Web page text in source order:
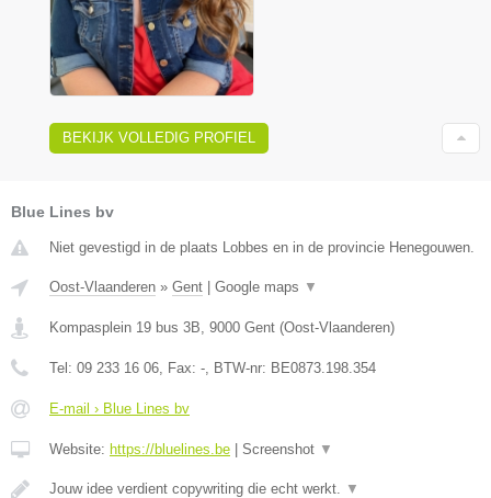
BEKIJK VOLLEDIG PROFIEL
Blue Lines bv
Niet gevestigd in de plaats Lobbes en in de provincie Henegouwen.
Oost-Vlaanderen » Gent | Google maps ▼
Kompasplein 19 bus 3B 9000 Gent (Oost-Vlaanderen)
Tel: 09 233 16 06 , Fax: - , BTW-nr: BE0873.198.354
E-mail › Blue Lines bv
Website: https://bluelines.be | Screenshot ▼
Jouw idee verdient copywriting die echt werkt. ▼